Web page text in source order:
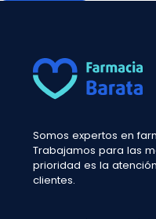
Somos expertos en
Trabajamos para las
prioridad es la
clientes.